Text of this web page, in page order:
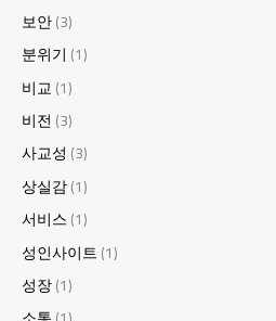
합
니
다
5.
강
남
하
이
퍼
블
릭:
최
신
트
보안(3)
분위기 (1)
비교(1)
비전(3)
사교성 (3)
상실감(1)
서비스(1)
성인사이트(1)
성장(1)